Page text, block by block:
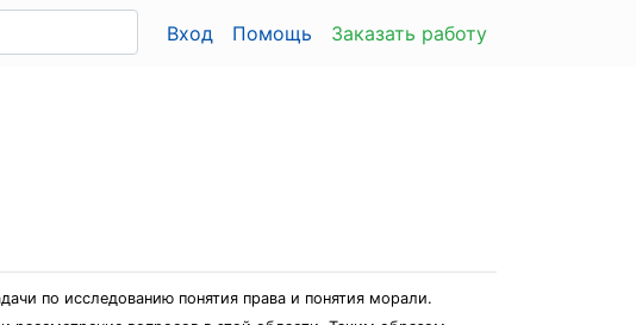
Вход Помощь Заказать работу
по исследованию понятия права и понятия морали.